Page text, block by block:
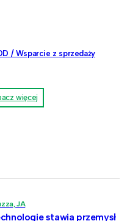
/ Wsparcie z sprzedaży
więcej
JA
stawia przemysł